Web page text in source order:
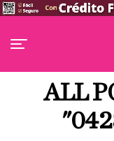
ALL